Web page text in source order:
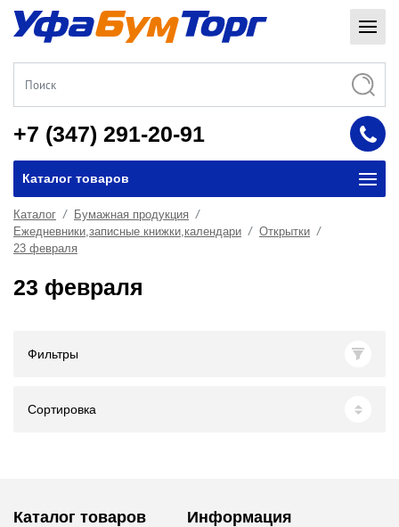
+7 (347) 291-20-91
Каталог товаров
Каталог
Бумажная продукция
Ежедневники,записные книжки,календари
Открытки
23 февраля
23 февраля
Фильтры
Сортировка
Каталог товаров Информация